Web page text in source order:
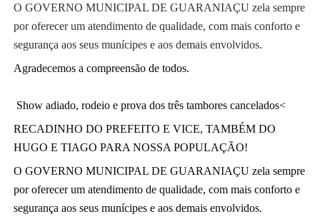
O GOVERNO MUNICIPAL DE GUARANIAÇU zela sempre
por oferecer um atendimento de qualidade, com mais conforto e
segurança aos seus munícipes e aos demais envolvidos.
Agradecemos a compreensão de todos.
Show adiado, rodeio e prova dos três tambores cancelados<
RECADINHO DO PREFEITO E VICE, TAMBÉM DO
HUGO E TIAGO PARA NOSSA POPULAÇÃO!
O GOVERNO MUNICIPAL DE GUARANIAÇU zela sempre
por oferecer um atendimento de qualidade, com mais conforto e
segurança aos seus munícipes e aos demais envolvidos.